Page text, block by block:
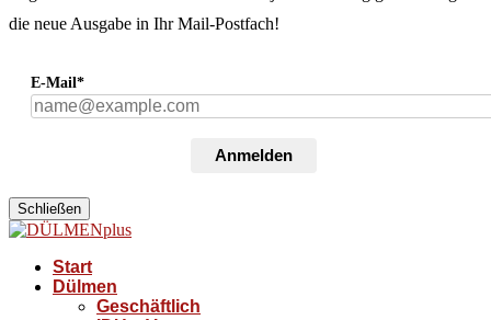
die neue Ausgabe in Ihr Mail-Postfach!
E-Mail*
Anmelden
Schließen
Start
Dülmen
Geschäftlich